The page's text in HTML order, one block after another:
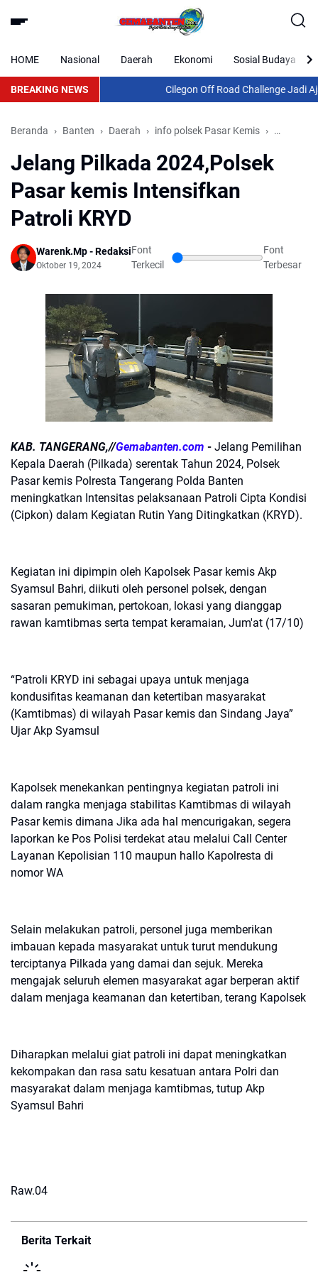
HOME Nasional Daerah Ekonomi Sosial Budaya
BREAKING NEWS Cilegon Off Road Challenge Jadi
Beranda Banten Daerah info polsek Pasar Kemis Nasional
Jelang Pilkada 2024,Polsek
Pasar kemis Intensifkan
Patroli KRYD
Warenk.Mp - Redaksi
Oktober 19, 2024
Font
Terkecil
Font
Terbesar
KAB. TANGERANG,//Gemabanten.com - Jelang Pemilihan
Kepala Daerah (Pilkada) serentak Tahun 2024, Polsek
Pasar kemis Polresta Tangerang Polda Banten
meningkatkan Intensitas pelaksanaan Patroli Cipta Kondisi
(Cipkon) dalam Kegiatan Rutin Yang Ditingkatkan (KRYD).
Kegiatan ini dipimpin oleh Kapolsek Pasar kemis Akp
Syamsul Bahri, diikuti oleh personel polsek, dengan
sasaran pemukiman, pertokoan, lokasi yang dianggap
rawan kamtibmas serta tempat keramaian, Jum'at (17/10)
“Patroli KRYD ini sebagai upaya untuk menjaga
kondusifitas keamanan dan ketertiban masyarakat
(Kamtibmas) di wilayah Pasar kemis dan Sindang Jaya”
Ujar Akp Syamsul
Kapolsek menekankan pentingnya kegiatan patroli ini
dalam rangka menjaga stabilitas Kamtibmas di wilayah
Pasar kemis dimana Jika ada hal mencurigakan, segera
laporkan ke Pos Polisi terdekat atau melalui Call Center
Layanan Kepolisian 110 maupun hallo Kapolresta di
nomor WA
Selain melakukan patroli, personel juga memberikan
imbauan kepada masyarakat untuk turut mendukung
terciptanya Pilkada yang damai dan sejuk. Mereka
mengajak seluruh elemen masyarakat agar berperan aktif
dalam menjaga keamanan dan ketertiban, terang Kapolsek
Diharapkan melalui giat patroli ini dapat meningkatkan
kekompakan dan rasa satu kesatuan antara Polri dan
masyarakat dalam menjaga kamtibmas, tutup Akp
Syamsul Bahri
Raw.04
Berita Terkait